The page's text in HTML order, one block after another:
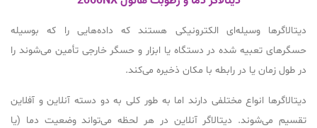
دیتالاگرها وسیله‌ای الکترونیکی هستند که داده‌هایی را که بوسیله
حسگرهای تعبیه شده در دستگاه یا ابزار و حسگر خارجی تأمین می‌شوند را
در طول زمان یا در رابطه با مکان ذخیره می‌کند.
دیتالاگرها انواع مختلفی دارند اما به طور کلی به دو دسته آنلاین و آفلاین
تقسیم می‌شوند. دیتالاگر آنلاین در هر لحظه می‌تواند وضعیت دما (یا